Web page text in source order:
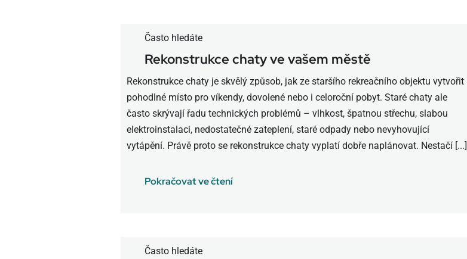
Často hledáte
Rekonstrukce chaty ve vašem městě
Rekonstrukce chaty je skvělý způsob, jak ze staršího rekreačního objektu vytvořit
pohodlné místo pro víkendy, dovolené nebo i celoroční pobyt. Staré chaty ale
často skrývají řadu technických problémů – vlhkost, špatnou střechu, slabou
elektroinstalaci, nedostatečné zateplení, staré odpady nebo nevyhovující
vytápění. Právě proto se rekonstrukce chaty vyplatí dobře naplánovat. Nestačí [...]
Pokračovat ve čtení
Často hledáte